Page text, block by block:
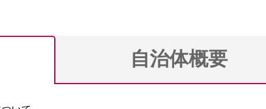
自治体概要